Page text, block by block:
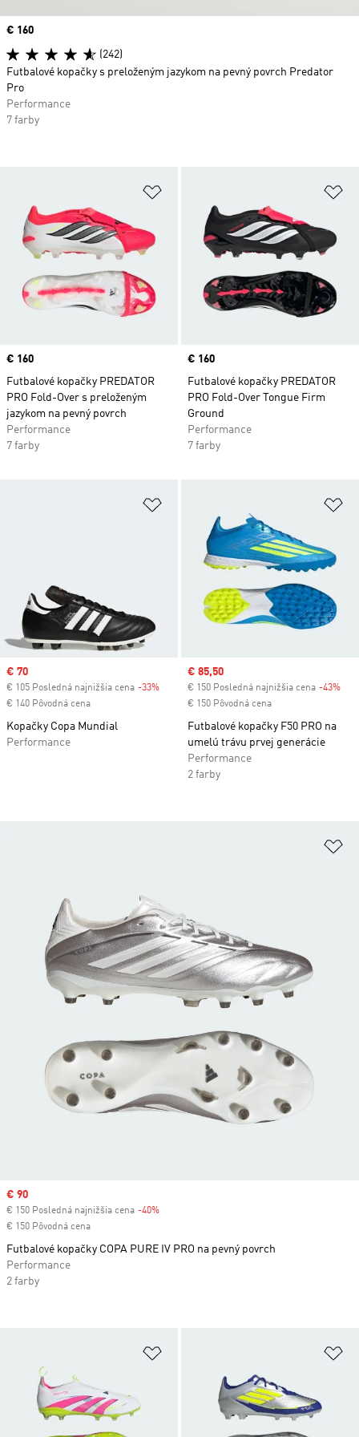
Pridať do zoznamu želaných
Price
€ 160
Futbalové kopačky PREDATOR
PRO Fold-Over s preloženým
jazykom na pevný povrch
Performance
7 farby
Price
€ 160
Futbalové kopačky PREDATOR
PRO Fold-Over Tongue Firm
Ground
Performance
7 farby
Pridať do zoznamu želaných
Sale price
€ 70
€ 105 Posledná najnižšia cena -33% Discount
€ 140 Pôvodná cena
Kopačky Copa Mundial
Performance
Sale price
€ 85,50
€ 150 Posledná najnižšia cena -43%
€ 150 Pôvodná cena
Futbalové kopačky F50 PRO na
umelú trávu prvej generácie
Performance
2 farby
Pridať do zoznamu želaných
Price
€ 160
(242)
Futbalové kopačky s preloženým jazykom na pevný povrch Predator
Pro
Performance
7 farby
Sale price
€ 90
€ 150 Posledná najnižšia cena -40%
€ 150 Pôvodná cena
Futbalové kopačky COPA PURE IV PRO na pevný povrch
Performance
2 farby